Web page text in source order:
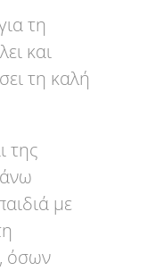
τη
και
τη καλή
της
με
όσων